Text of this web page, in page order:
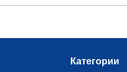
Категории